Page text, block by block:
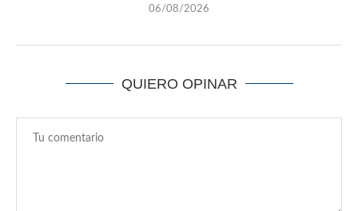
06/08/2026
QUIERO OPINAR